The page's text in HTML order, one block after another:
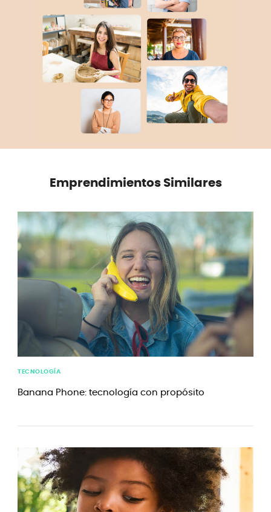
Emprendimientos Similares
TECNOLOGÍA
Banana Phone: tecnología con propósito